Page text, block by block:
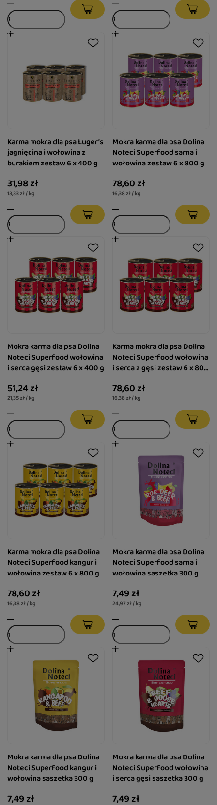
Karma mokra dla psa Luger’s
jagnięcina i wołowina z
burakiem zestaw 6 x 400 g
31,98 zł
13,33 zł / kg
Mokra karma dla psa Dolina
Noteci Superfood sarna i
wołowina zestaw 6 x 800 g
78,60 zł
16,38 zł / kg
Mokra karma dla psa Dolina
Noteci Superfood wołowina
i serca gęsi zestaw 6 x 400 g
51,24 zł
21,35 zł / kg
Karma mokra dla psa Dolina
Noteci Superfood wołowina
i serca z gęsi zestaw 6 x 800
78,60 zł
16,38 zł / kg
Karma mokra dla psa Dolina
Noteci Superfood kangur i
wołowina zestaw 6 x 800 g
78,60 zł
16,38 zł / kg
Mokra karma dla psa Dolina
Noteci Superfood sarna i
wołowina saszetka 300 g
7,49 zł
24,97 zł / kg
Mokra karma dla psa Dolina
Noteci Superfood kangur i
wołowina saszetka 300 g
7,49 zł
Mokra karma dla psa Dolina
Noteci Superfood wołowina
i serca gęsi saszetka 300 g
7,49 zł